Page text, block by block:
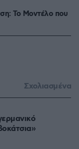
Το Mοντέλο που
Σχολιασμένα